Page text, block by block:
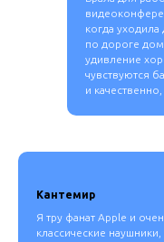
когда
по дороге
удивление
чувствуются
и
Кантемир
Я тру фанат Apple и
классические